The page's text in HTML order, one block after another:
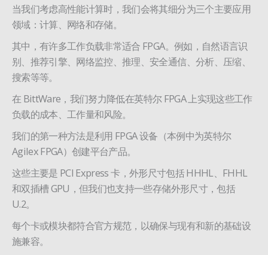
当我们考虑高性能计算时，我们会将其细分为三个主要应用
领域：计算、网络和存储。
其中，有许多工作负载非常适合 FPGA。例如，自然语言识
别、推荐引擎、网络监控、推理、安全通信、分析、压缩、
搜索等等。
在 BittWare，我们努力降低在英特尔 FPGA 上实现这些工作
负载的成本、工作量和风险。
我们的第一种方法是利用 FPGA 设备（本例中为英特尔
Agilex FPGA）创建平台产品。
这些主要是 PCI Express 卡，外形尺寸包括 HHHL、FHHL
和双插槽 GPU，但我们也支持一些存储外形尺寸，包括
U.2。
每个卡或模块都符合官方规范，以确保与现有和新的基础设
施兼容。